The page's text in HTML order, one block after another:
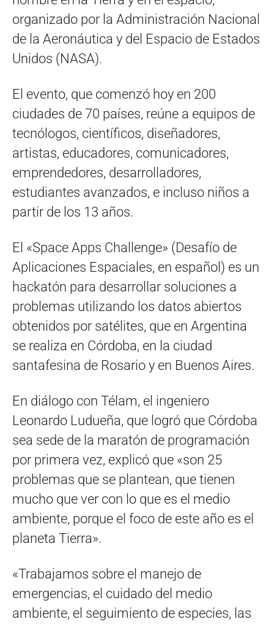
organizado por la Administración Nacional
de la Aeronáutica y del Espacio de Estados
Unidos (NASA).
El evento, que comenzó hoy en 200
ciudades de 70 países, reúne a equipos de
tecnólogos, científicos, diseñadores,
artistas, educadores, comunicadores,
emprendedores, desarrolladores,
estudiantes avanzados, e incluso niños a
partir de los 13 años.
El «Space Apps Challenge» (Desafío de
Aplicaciones Espaciales, en español) es un
hackatón para desarrollar soluciones a
problemas utilizando los datos abiertos
obtenidos por satélites, que en Argentina
se realiza en Córdoba, en la ciudad
santafesina de Rosario y en Buenos Aires.
En diálogo con Télam, el ingeniero
Leonardo Ludueña, que logró que Córdoba
sea sede de la maratón de programación
por primera vez, explicó que «son 25
problemas que se plantean, que tienen
mucho que ver con lo que es el medio
ambiente, porque el foco de este año es el
planeta Tierra».
«Trabajamos sobre el manejo de
emergencias, el cuidado del medio
ambiente, el seguimiento de especies, las